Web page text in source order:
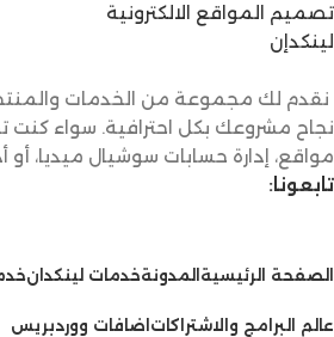
تصميم المواقع الالكترونية
لينكدإن
نقدم لك مجموعة من الخدمات
نجاح مشروعك بكل احترافية. سواء كنت
مواقع، إدارة حسابات سوشيال ميديا، أو
تابعونا:
الصفحة الرئيسية المدونةخدمات لينكدان
عالم البرامج والاشتراكات اضافات ووردبريس